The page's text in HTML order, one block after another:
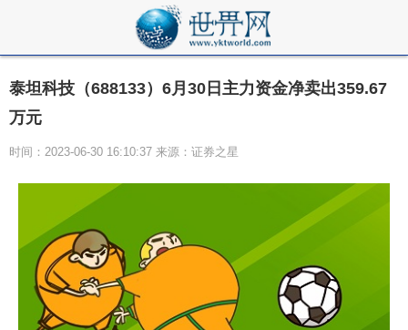
泰坦科技（688133）6月30日主力资金净卖出359.67
万元
时间：2023-06-30 16:10:37 来源：证券之星